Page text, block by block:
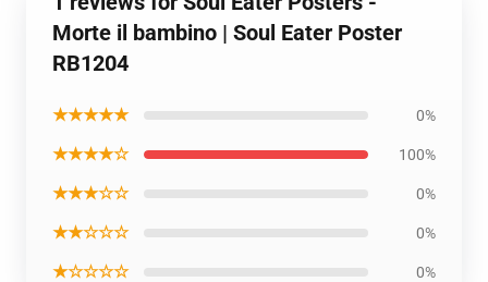
Morte il bambino | Soul Eater Poster
RB1204
★★★★★ 0%
★★★★☆ 100%
★★★☆☆ 0%
★★☆☆☆ 0%
★☆☆☆☆ 0%